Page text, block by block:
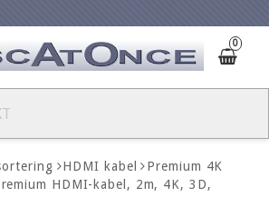
0
HDMI kabel
Premium 4K
HDMI-kabel, 2m, 4K, 3D,